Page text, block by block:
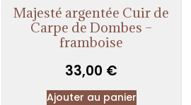
Majesté argentée Cuir de
Carpe de Dombes –
framboise
33,00 €
Ajouter au panier